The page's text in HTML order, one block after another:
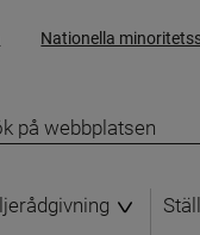
Nationella